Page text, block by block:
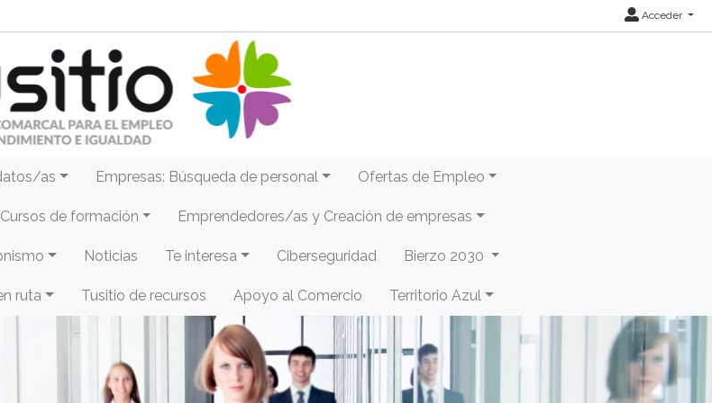
Acceder
as Empresas: Búsqueda de personal Ofertas de Empleo
Cursos de formación Emprendedores/as y Creación de empresas
Noticias Te interesa Ciberseguridad Bierzo 2030
ruta Tusitio de recursos Apoyo al Comercio Territorio Azul